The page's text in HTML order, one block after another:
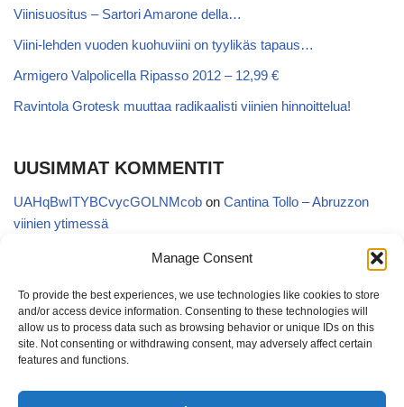
Manage Consent
To provide the best experiences, we use technologies like cookies to store
and/or access device information. Consenting to these technologies will
allow us to process data such as browsing behavior or unique IDs on this
site. Not consenting or withdrawing consent, may adversely affect certain
features and functions.
Viinisuositus – Sartori Amarone della…
Viini-lehden vuoden kuohuviini on tyylikäs tapaus…
Armigero Valpolicella Ripasso 2012 – 12,99 €
Ravintola Grotesk muuttaa radikaalisti viinien hinnoittelua!
UUSIMMAT KOMMENTIT
UAHqBwITYBCvycGOLNMcob on Cantina Tollo – Abruzzon
viinien ytimessä
EgVGGttRTxKfbqUaWNglbonCantina Tollo – Abruzzon viinien
AnonymousonKyläviini Riojasta – Ortega Ezquerro Vino de
Tudelilla Crianza 2018 (Alko 14,88 €)
CopatintoonKyläviini Riojasta – Ortega Ezquerro Vino de